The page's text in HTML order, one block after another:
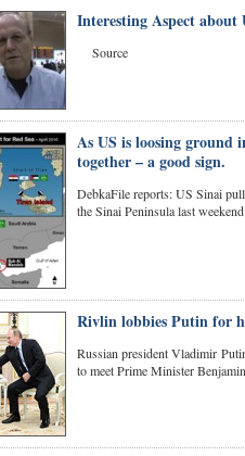
Interesting Aspect
Source
As US is loosing ground
together – a good sign.
DebkaFile reports: US Sinai
the Sinai Peninsula last
Rivlin lobbies Putin for
Russian president Vladimir
to meet Prime Minister